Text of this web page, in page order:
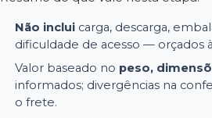
Não inclui carga, descarga,
dificuldade de acesso — orçados
Valor baseado no peso,
informados; divergências na
o frete.